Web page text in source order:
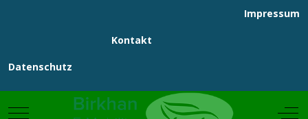
Impressum
Kontakt
Datenschutz
Mobile Menu Toggle